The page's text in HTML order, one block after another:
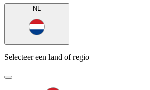
NL
Selecteer een land of regio